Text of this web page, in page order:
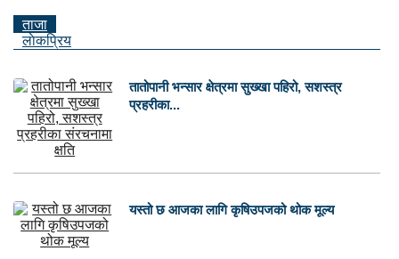
ताजा
लाेकप्रिय
तातोपानी भन्सार क्षेत्रमा सुख्खा पहिरो, सशस्त्र
प्रहरीका...
यस्तो छ आजका लागि कृषिउपजको थोक मूल्य